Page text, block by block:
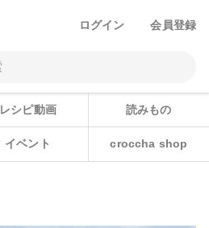
ログイン 会員登録
レシピ動画 読みもの
イベント croccha shop